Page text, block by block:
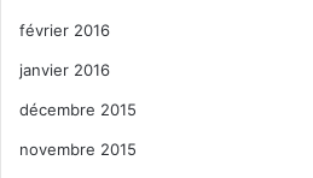
février 2016
janvier 2016
décembre 2015
novembre 2015